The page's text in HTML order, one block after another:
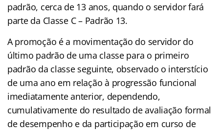
padrão, cerca de 13 anos, quando o servidor fará
parte da Classe C – Padrão 13.
A promoção é a movimentação do servidor do
último padrão de uma classe para o primeiro
padrão da classe seguinte, observado o interstício
de uma ano em relação à progressão funcional
imediatamente anterior, dependendo,
cumulativamente do resultado de avaliação formal
de desempenho e da participação em curso de